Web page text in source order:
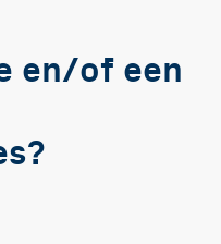
en/of een